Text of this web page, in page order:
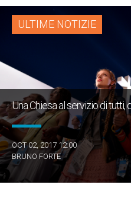
ULTIME NOTIZIE
Una Chiesa al servizio di tutti,
OCT 02, 2017 12:00
BRUNO FORTE